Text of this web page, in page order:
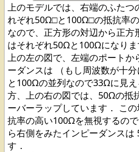
上のモデルでは、右端のふた
れぞれ50Ω□と100Ω□の抵抗率
なので、正方形の対辺から正方
はそれぞれ50Ωと100Ωになりま
上の左の図で、左端のポート
ーダンスは （もし周波数が十
と100Ωの並列なので33Ωに見
方、上の右の図では、50Ωの抵
ーバーラップしています． こ
抗率の高い100Ωを無視するの
ら右側をみたインピーダンス
す．